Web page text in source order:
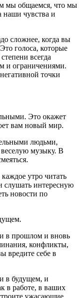
мы общаемся, что мы
наши чувства и
сложнее, когда вы
голоса, которые
всегда
и ограничениями.
точки
Это окажет
вам новый мир.
людьми,
музыку. В
утро читать
слушать интересную
новости по
в прошлом и вновь
конфликты,
вредите себе в
в будущем, и
в работе, в ваших
ужасающие